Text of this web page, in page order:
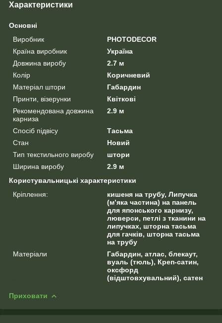
Характеристики
Основні
Виробник
PHOTODECOR
Країна виробник
Україна
Довжина виробу
2.7 м
Колір
Коричневий
Матеріал штори
Габардин
Принти, візерунки
Квіткові
Рекомендована довжина
карниза
2.9 м
Спосіб підвісу
Тасьма
Стан
Новий
Тип текстильного виробу
штори
Ширина виробу
2.9 м
Користувальницькі характеристики
Кріплення:
кишеня на трубу, Липучка
(м’яка частина) на панель
для японського карнизу,
люверси, петлі з тканини на
липучках, шторна тасьма
для гачків, шторна тасьма
на трубу
Матеріали
Габардин, атлас, блекаут,
вуаль (тюль), Креп-сатин,
оксфорд
(відштовхувальний), сатен
Приховати